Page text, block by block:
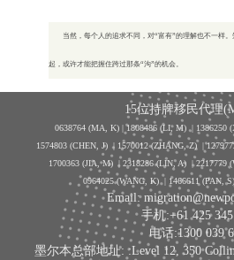
当然，每个人的追求不同，对“富有”的理解也不一样
起，或许才能把握住跨过那条“沟”的机会。
15位持牌移民代理
0638764 (MA, K) |1808486 (LI, M) | 1386250
1574803 (CHEN, J) | 1570012 (ZHANG, Z) |
1700363 (JIA, M) | 2318286 (LIN, A) | 2217779
0964025 (WANG, K) | 1466611 (PAN,
Email:
手机:+61 425
电话:1300 039
墨尔本总部地址: :Level 12, 350